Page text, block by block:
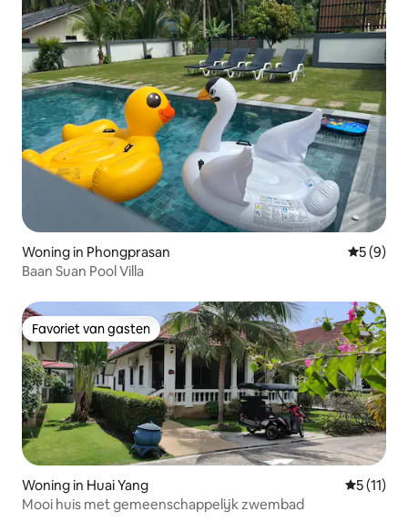
Woning in Phongprasan
5 (9)
Baan Suan Pool Villa
Favoriet van gasten
Favoriet van gasten
Woning in Huai Yang
5 (11)
Mooi huis met gemeenschappelijk zwembad